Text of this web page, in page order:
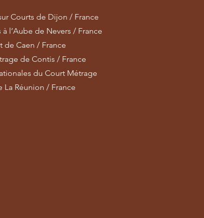
Courts de Dijon / France
l’Aube de Nevers / France
de Caen / France
de Contis / France
du Court Métrage
La Réunion / France